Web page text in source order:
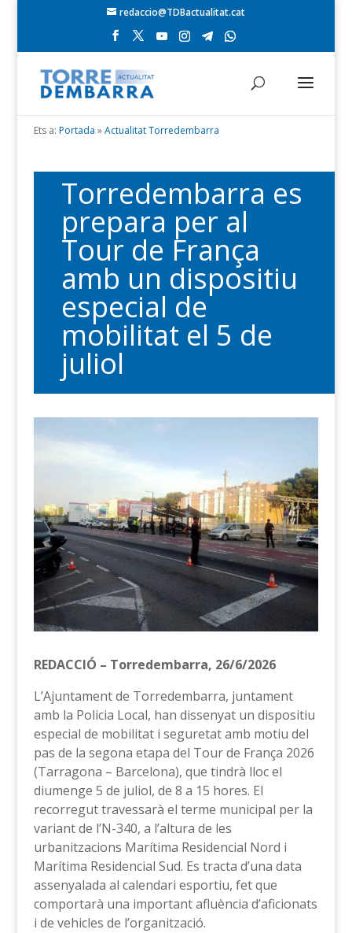
redaccio@TDBactualitat.cat
Ets a: Portada »Actualitat Torredembarra
Torredembarra es
prepara per al
Tour de França
amb un dispositiu
especial de
mobilitat el 5 de
juliol
REDACCIÓ – Torredembarra, 26/6/2026
L’Ajuntament de Torredembarra, juntament
amb la Policia Local, han dissenyat un dispositiu
especial de mobilitat i seguretat amb motiu del
pas de la segona etapa del Tour de França 2026
(Tarragona – Barcelona), que tindrà lloc el
diumenge 5 de juliol, de 8 a 15 hores. El
recorregut travessarà el terme municipal per la
variant de l’N-340, a l’altura de les
urbanitzacions Marítima Residencial Nord i
Marítima Residencial Sud. Es tracta d’una data
assenyalada al calendari esportiu, fet que
comportarà una important afluència d’aficionats
i de vehicles de l’organització.